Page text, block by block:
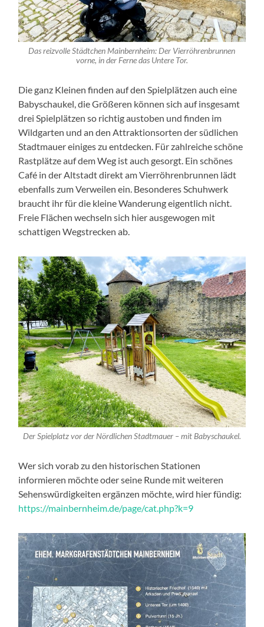
Das reizvolle Städtchen Mainbernheim: Der Vierröhrenbrunnen
vorne, in der Ferne das Untere Tor.
Die ganz Kleinen finden auf den Spielplätzen auch eine
Babyschaukel, die Größeren können sich auf insgesamt
drei Spielplätzen so richtig austoben und finden im
Wildgarten und an den Attraktionsorten der südlichen
Stadtmauer einiges zu entdecken. Für zahlreiche schöne
Rastplätze auf dem Weg ist auch gesorgt. Ein schönes
Café in der Altstadt direkt am Vierröhrenbrunnen lädt
ebenfalls zum Verweilen ein. Besonderes Schuhwerk
braucht ihr für die kleine Wanderung eigentlich nicht.
Freie Flächen wechseln sich hier ausgewogen mit
schattigen Wegstrecken ab.
Der Spielplatz vor der Nördlichen Stadtmauer – mit Babyschaukel.
Wer sich vorab zu den historischen Stationen
informieren möchte oder seine Runde mit weiteren
Sehenswürdigkeiten ergänzen möchte, wird hier fündig:
https://mainbernheim.de/page/cat.php?k=9